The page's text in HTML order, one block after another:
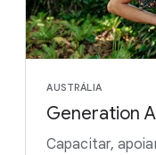
AUSTRÁLIA
Generation
Capacitar,